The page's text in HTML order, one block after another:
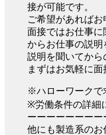
接が可能です。
ご希望があればお
面接ではお仕事に
からお仕事の説明
説明を聞いてから
まずはお気軽に面
※ハローワークで
※労働条件の詳細
ーーーーーーー
他にも製造系の